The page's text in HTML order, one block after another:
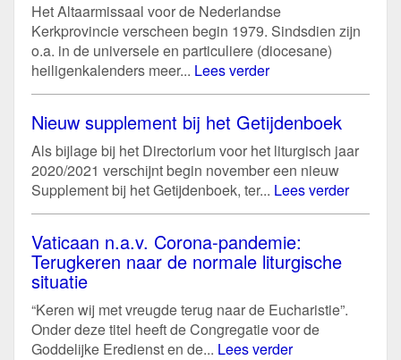
Het Altaarmissaal voor de Nederlandse
Kerkprovincie verscheen begin 1979. Sindsdien zijn
o.a. in de universele en particuliere (diocesane)
heiligenkalenders meer... Lees verder
Nieuw supplement bij het Getijdenboek
Als bijlage bij het Directorium voor het liturgisch jaar
2020/2021 verschijnt begin november een nieuw
Supplement bij het Getijdenboek, ter... Lees verder
Vaticaan n.a.v. Corona-pandemie:
Terugkeren naar de normale liturgische
situatie
“Keren wij met vreugde terug naar de Eucharistie”.
Onder deze titel heeft de Congregatie voor de
Goddelijke Eredienst en de... Lees verder